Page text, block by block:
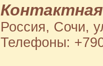
Россия, Сочи,
Телефоны: